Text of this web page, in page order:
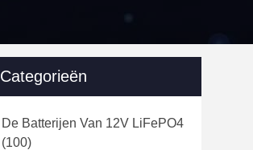
Categorieën
De Batterijen Van 12V LiFePO4
(100)